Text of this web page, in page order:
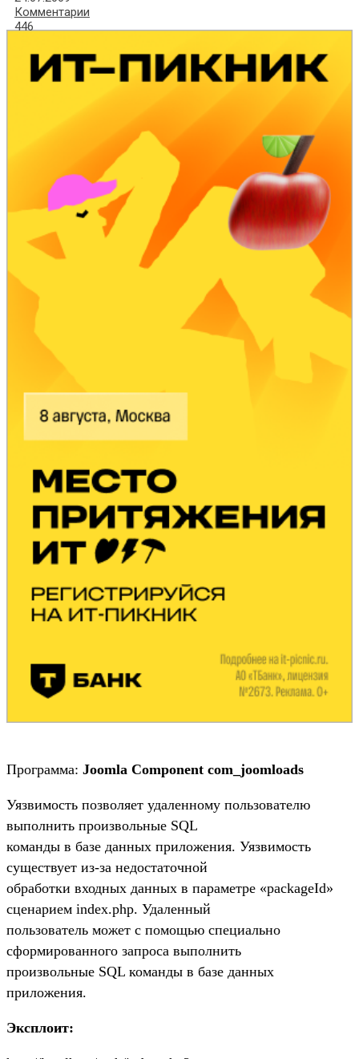
Комментарии
446
Программа: Joomla Component com_joomloads
Уязвимость позволяет удаленному пользователю
выполнить произвольные SQL
команды в базе данных приложения. Уязвимость
существует из-за недостаточной
обработки входных данных в параметре «packageId»
сценарием index.php. Удаленный
пользователь может с помощью специально
сформированного запроса выполнить
произвольные SQL команды в базе данных
приложения.
Эксплоит: